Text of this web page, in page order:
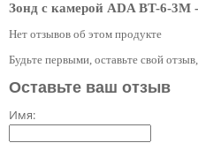
Зонд с камерой ADA BT-6-3M
Нет отзывов об этом продукте
Будьте первыми, оставьте свой
Оставьте ваш отзыв
Имя: